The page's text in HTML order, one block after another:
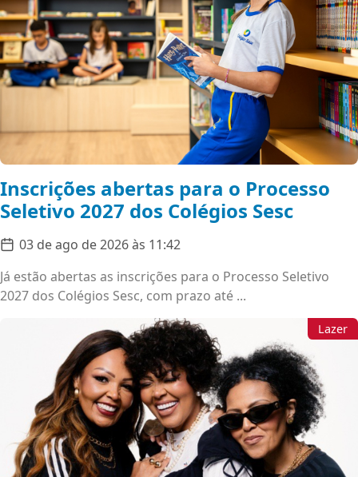
Inscrições abertas para o Processo
Seletivo 2027 dos Colégios Sesc
03 de ago de 2026 às 11:42
Já estão abertas as inscrições para o Processo Seletivo
2027 dos Colégios Sesc, com prazo até ...
Lazer